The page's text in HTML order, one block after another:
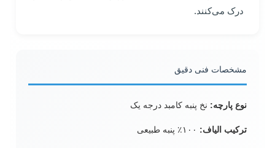
درک می‌کنند.
مشخصات فنی دقیق
نوع پارچه: نخ پنبه کامبد درجه یک
ترکیب الیاف: